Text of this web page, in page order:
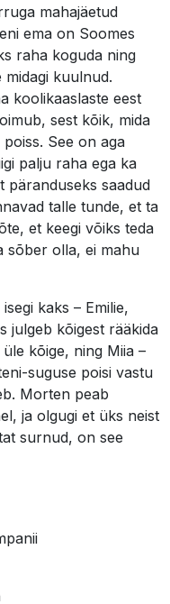
mahajäetud
ema on Soomes
raha koguda ning
midagi kuulnud.
koolikaaslaste eest
sest kõik, mida
See on aga
palju raha ega ka
päranduseks saadud
talle tunde, et ta
et keegi võiks teda
sõber olla, ei mahu
kaks – Emilie,
julgeb kõigest rääkida
kõige, ning Miia –
suguse poisi vastu
Morten peab
ja olgugi et üks neist
surnud, on see